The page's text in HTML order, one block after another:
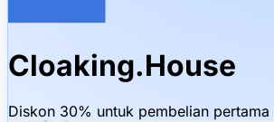
Cloaking.House
Diskon 30% untuk pembelian pertama